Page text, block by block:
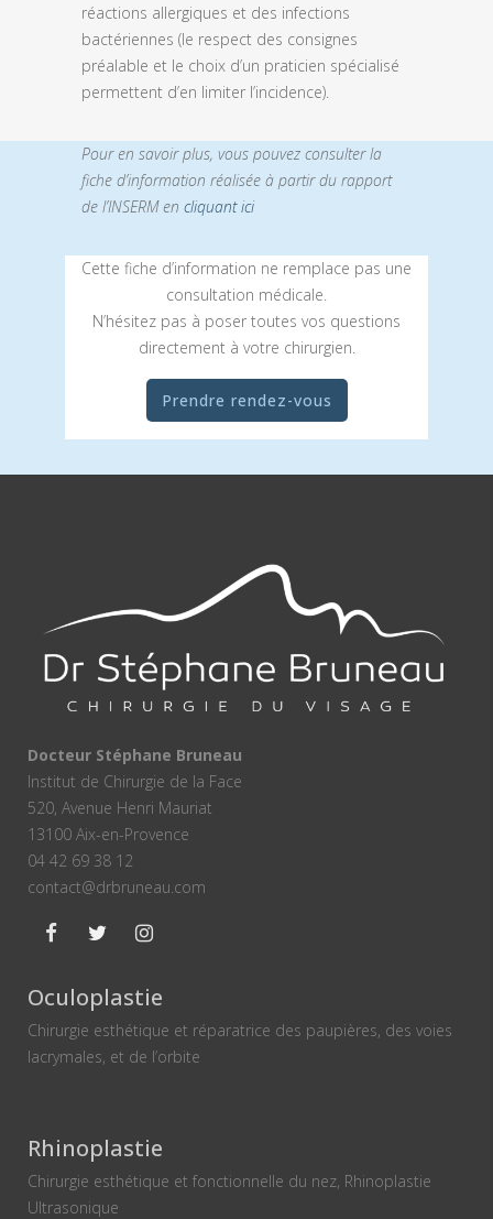
réactions allergiques et des infections
bactériennes (le respect des consignes
préalable et le choix d’un praticien spécialisé
permettent d’en limiter l’incidence).
Pour en savoir plus, vous pouvez consulter la
fiche d’information réalisée à partir du rapport
de l’INSERM en cliquant ici
Cette fiche d’information ne remplace pas une
consultation médicale.
N’hésitez pas à poser toutes vos questions
directement à votre chirurgien.
Prendre rendez-vous
Docteur Stéphane Bruneau
Institut de Chirurgie de la Face
520, Avenue Henri Mauriat
13100 Aix-en-Provence
04 42 69 38 12
contact@drbruneau.com
Oculoplastie
Chirurgie esthétique et réparatrice des paupières, des voies
lacrymales, et de l’orbite
Rhinoplastie
Chirurgie esthétique et fonctionnelle du nez, Rhinoplastie
Ultrasonique